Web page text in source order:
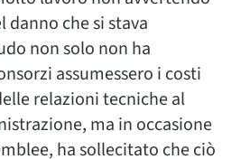
danno che si stava
non solo non ha
assumessero i costi
relazioni tecniche al
ma in occasione
ha sollecitato che ciò